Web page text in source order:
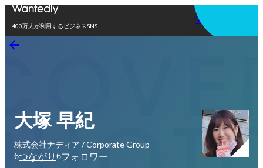
400万人が利用するビジネスSNS
アプリを使う
大塚 早紀
株式会社ナディア / Corporate Group
6つながり 6フォロワー